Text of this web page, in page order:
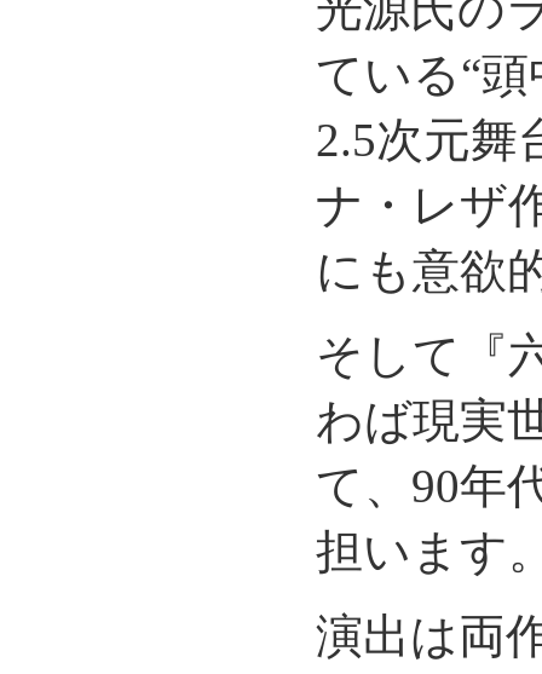
ている“
2.5次元舞
ナ・レザ
にも意欲
そして『
わば現実
て、90年
担います
演出は両